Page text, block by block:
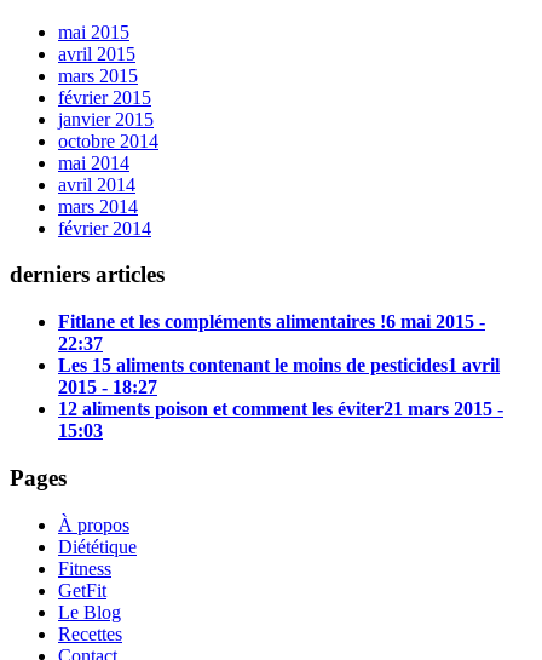
mai 2015
avril 2015
mars 2015
février 2015
janvier 2015
octobre 2014
mai 2014
avril 2014
mars 2014
février 2014
derniers articles
Fitlane et les compléments alimentaires !6 mai 2015 -
22:37
Les 15 aliments contenant le moins de pesticides1 avril
2015 - 18:27
12 aliments poison et comment les éviter21 mars 2015 -
15:03
Pages
À propos
Diététique
Fitness
GetFit
Le Blog
Recettes
Contact